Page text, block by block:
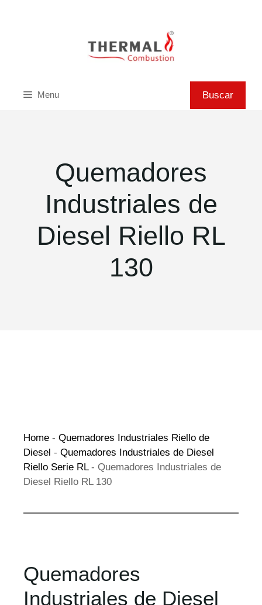
Menu Buscar
Quemadores
Industriales de
Diesel Riello RL
130
Home - Quemadores Industriales Riello de
Diesel - Quemadores Industriales de Diesel
Riello Serie RL- Quemadores Industriales de
Diesel Riello RL 130
Quemadores
Industriales de Diesel